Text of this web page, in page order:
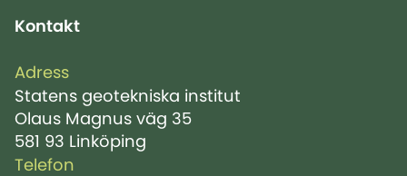
Kontakt
Adress
Statens geotekniska institut
Olaus Magnus väg 35
581 93 Linköping
Telefon